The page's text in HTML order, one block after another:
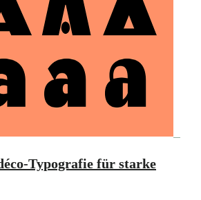
Typografie für starke